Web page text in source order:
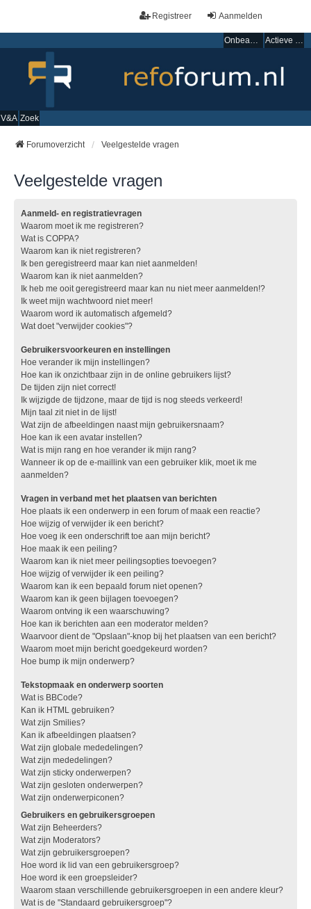
Aanmelden
Registreer
Onbeantwoorde onderwerpen Actieve onderwerpen
V&A Zoek
Forumoverzicht Veelgestelde vragen
Veelgestelde vragen
Aanmeld- en registratievragen
Waarom moet ik me registreren?
Wat is COPPA?
Waarom kan ik niet registreren?
Ik ben geregistreerd maar kan niet aanmelden!
Waarom kan ik niet aanmelden?
Ik heb me ooit geregistreerd maar kan nu niet meer aanmelden!?
Ik weet mijn wachtwoord niet meer!
Waarom word ik automatisch afgemeld?
Wat doet "verwijder cookies"?
Gebruikersvoorkeuren en instellingen
Hoe verander ik mijn instellingen?
Hoe kan ik onzichtbaar zijn in de online gebruikers lijst?
De tijden zijn niet correct!
Ik wijzigde de tijdzone, maar de tijd is nog steeds verkeerd!
Mijn taal zit niet in de lijst!
Wat zijn de afbeeldingen naast mijn gebruikersnaam?
Hoe kan ik een avatar instellen?
Wat is mijn rang en hoe verander ik mijn rang?
Wanneer ik op de e-maillink van een gebruiker klik, moet ik me
aanmelden?
Vragen in verband met het plaatsen van berichten
Hoe plaats ik een onderwerp in een forum of maak een reactie?
Hoe wijzig of verwijder ik een bericht?
Hoe voeg ik een onderschrift toe aan mijn bericht?
Hoe maak ik een peiling?
Waarom kan ik niet meer peilingsopties toevoegen?
Hoe wijzig of verwijder ik een peiling?
Waarom kan ik een bepaald forum niet openen?
Waarom kan ik geen bijlagen toevoegen?
Waarom ontving ik een waarschuwing?
Hoe kan ik berichten aan een moderator melden?
Waarvoor dient de "Opslaan"-knop bij het plaatsen van een bericht?
Waarom moet mijn bericht goedgekeurd worden?
Hoe bump ik mijn onderwerp?
Tekstopmaak en onderwerp soorten
Wat is BBCode?
Kan ik HTML gebruiken?
Wat zijn Smilies?
Kan ik afbeeldingen plaatsen?
Wat zijn globale mededelingen?
Wat zijn mededelingen?
Wat zijn sticky onderwerpen?
Wat zijn gesloten onderwerpen?
Wat zijn onderwerpiconen?
Gebruikers en gebruikersgroepen
Wat zijn Beheerders?
Wat zijn Moderators?
Wat zijn gebruikersgroepen?
Hoe word ik lid van een gebruikersgroep?
Hoe word ik een groepsleider?
Waarom staan verschillende gebruikersgroepen in een andere kleur?
Wat is de "Standaard gebruikersgroep"?